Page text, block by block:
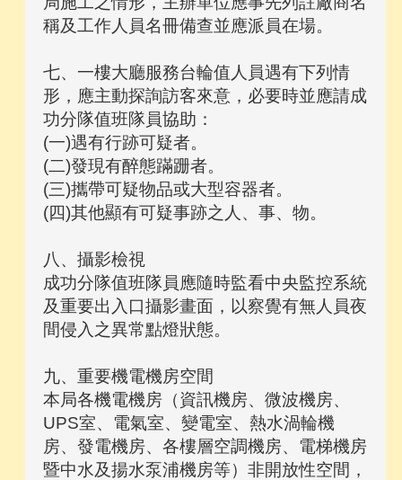
稱及工作人員名冊備查並應派員在場。
七、一樓大廳服務台輪值人員遇有下列情
形，應主動探詢訪客來意，必要時並應請成
功分隊值班隊員協助：
(一)遇有行跡可疑者。
(二)發現有醉態蹣跚者。
(三)攜帶可疑物品或大型容器者。
(四)其他顯有可疑事跡之人、事、物。
八、攝影檢視
成功分隊值班隊員應隨時監看中央監控系統
及重要出入口攝影畫面，以察覺有無人員夜
間侵入之異常點燈狀態。
九、重要機電機房空間
本局各機電機房（資訊機房、微波機房、
UPS室、電氣室、變電室、熱水渦輪機
房、發電機房、各樓層空調機房、電梯機房
暨中水及揚水泵浦機房等）非開放性空間，